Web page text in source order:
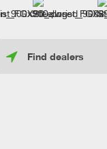
Find dealers